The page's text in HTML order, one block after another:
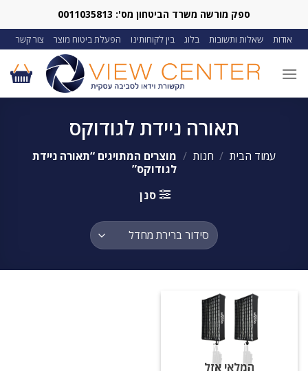
content
ספק מורשה משרד הביטחון מס': 0011035813
אודות שאלות ותשובות בלוג בין לקוחותינו הפעלת ביטוח מוצר צור קשר
תאורה ניידת לגודוקס
עמוד הבית / חנות / מוצרים המתויגים “תאורה ניידת
לגודוקס”
סנן
המלאי אזל